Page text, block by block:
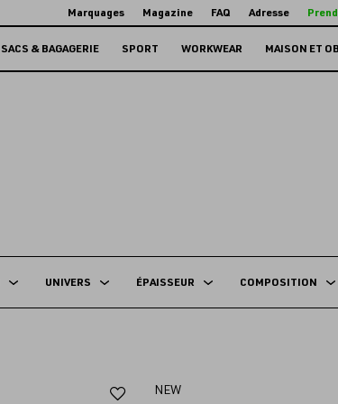
Marquages Magazine FAQ Adresse
SACS & BAGAGERIE SPORT WORKWEAR MAISON ET
UNIVERS ÉPAISSEUR COMPOSITION
Ajouter
NEW